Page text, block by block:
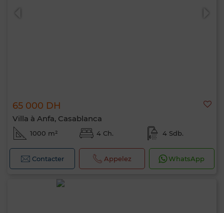
65 000 DH
Villa à Anfa, Casablanca
1000 m² 4 Ch. 4 Sdb.
Contacter Appelez WhatsApp